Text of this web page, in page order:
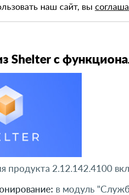
наш сайт, вы
релиз Shelter с
Shelter с
продукта 2.12.142.4100
в модуль